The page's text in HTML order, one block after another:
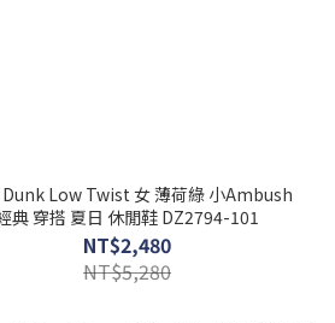
Low Twist 女 薄荷綠 小Ambush
典 穿搭 夏日 休閒鞋 DZ2794-101
NT$2,480
NT$5,280